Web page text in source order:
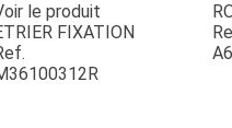
VERTS
le produit
FIXATION